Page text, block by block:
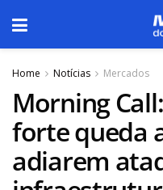
Home Notícias Mercados
Morning
forte queda
adiarem